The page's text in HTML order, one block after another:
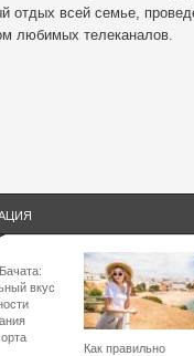
отдых всей семье,
любимых телеканалов.
вкус
Как правильно